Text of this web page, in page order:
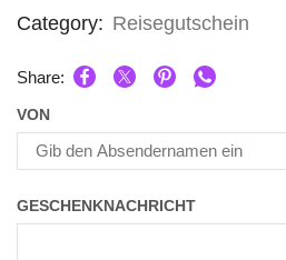
Category: Reisegutschein
Share:
VON
GESCHENKNACHRICHT